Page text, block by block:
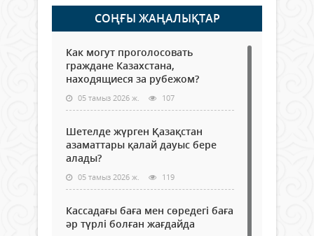
СОҢҒЫ ЖАҢАЛЫҚТАР
Как могут проголосовать
граждане Казахстана,
находящиеся за рубежом?
05 тамыз 2026 ж. 107
Шетелде жүрген Қазақстан
азаматтары қалай дауыс бере
алады?
05 тамыз 2026 ж. 119
Кассадағы баға мен сөредегі баға
әр түрлі болған жағдайда